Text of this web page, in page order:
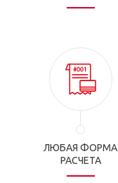
ЛЮБАЯ ФОРМА
РАСЧЕТА